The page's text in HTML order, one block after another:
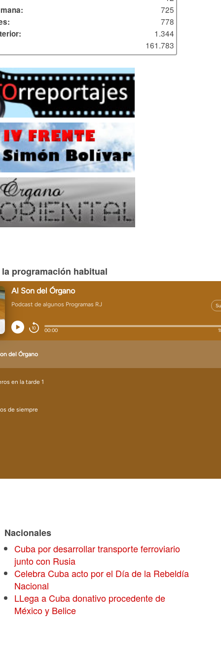
725
778
1.344
161.783
programación habitual
Nacionales
Cuba por desarrollar transporte ferroviario
junto con Rusia
Celebra Cuba acto por el Día de la Rebeldía
Nacional
LLega a Cuba donativo procedente de
México y Belice